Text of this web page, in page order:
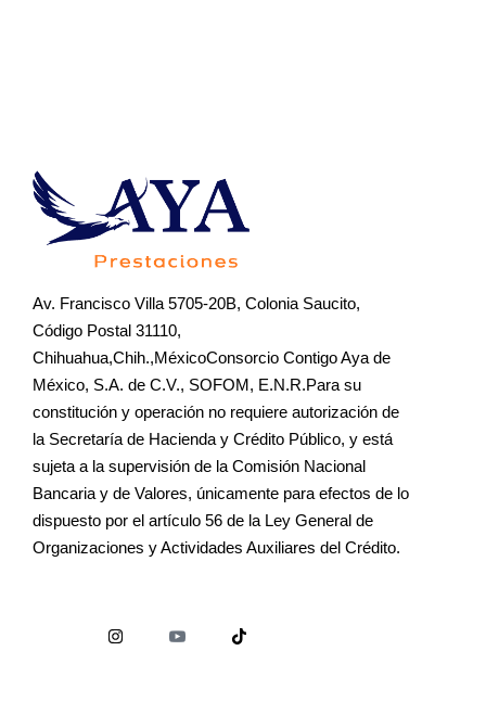
Av. Francisco Villa 5705-20B, Colonia Saucito,
Código Postal 31110,
Chihuahua,Chih.,MéxicoConsorcio Contigo Aya de
México, S.A. de C.V., SOFOM, E.N.R.Para su
constitución y operación no requiere autorización de
la Secretaría de Hacienda y Crédito Público, y está
sujeta a la supervisión de la Comisión Nacional
Bancaria y de Valores, únicamente para efectos de lo
dispuesto por el artículo 56 de la Ley General de
Organizaciones y Actividades Auxiliares del Crédito.